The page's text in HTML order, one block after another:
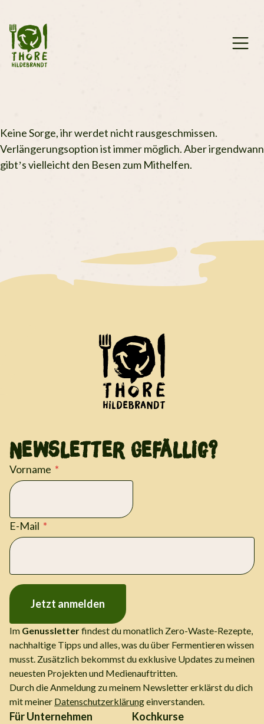
Inhalt
springen
Keine Sorge, ihr werdet nicht rausgeschmissen.
Verlängerungsoption ist immer möglich. Aber irgendwann
gibt’s vielleicht den Besen zum Mithelfen.
Newsletter Gefällig?
Vorname
E-Mail
Jetzt anmelden
Im Genussletterfindest du monatlich Zero-Waste-Rezepte,
nachhaltige Tipps und alles, was du über Fermentieren wissen
musst. Zusätzlich bekommst du exklusive Updates zu meinen
neuesten Projekten und Medienauftritten.
Durch die Anmeldung zu meinem Newsletter erklärst du dich
mit meiner Datenschutzerklärungeinverstanden.
Für Unternehmen
Kochkurse